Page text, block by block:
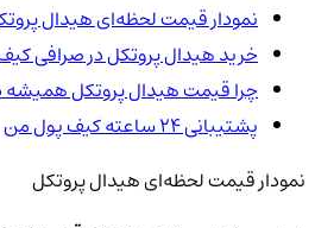
نمودار قیمت لحظه‌ای هیدال
خرید هیدال پروتکل در صرافی
چرا قیمت هیدال پروتکل همیشه
پشتیبانی ۲۴ ساعته کیف پول من
نمودار قیمت لحظه‌ای هیدال پروتکل